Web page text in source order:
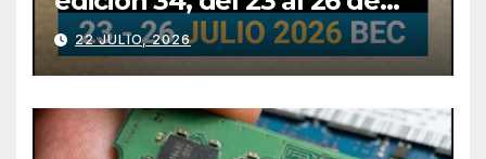
julio
22 JULIO, 2026